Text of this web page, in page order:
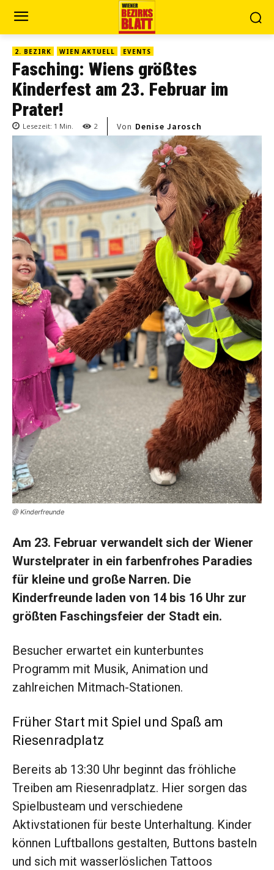
2. BEZIRK WIEN AKTUELL EVENTS
Fasching: Wiens größtes
Kinderfest am 23. Februar im
Prater!
Lesezeit: 1 Min. 2 Von Denise Jarosch
@ Kinderfreunde
Am 23. Februar verwandelt sich der Wiener
Wurstelprater in ein farbenfrohes Paradies
für kleine und große Narren. Die
Kinderfreunde laden von 14 bis 16 Uhr zur
größten Faschingsfeier der Stadt ein.
Besucher erwartet ein kunterbuntes
Programm mit Musik, Animation und
zahlreichen Mitmach-Stationen.
Früher Start mit Spiel und Spaß am
Riesenradplatz
Bereits ab 13:30 Uhr beginnt das fröhliche
Treiben am Riesenradplatz. Hier sorgen das
Spielbusteam und verschiedene
Aktivstationen für beste Unterhaltung. Kinder
können Luftballons gestalten, Buttons basteln
und sich mit wasserlöslichen Tattoos